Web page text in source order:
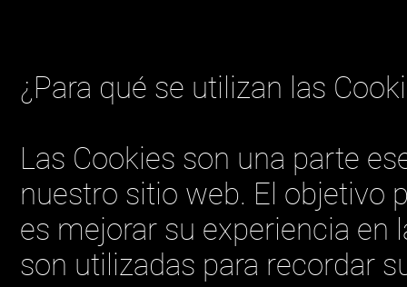
¿Para qué se utilizan las
Las Cookies son una parte
nuestro sitio web. El objetivo
es mejorar su experiencia en
son utilizadas para recordar